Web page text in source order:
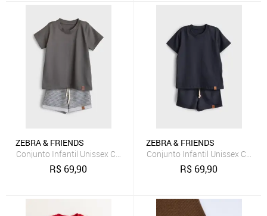
ZEBRA & FRIENDS
Conjunto Infantil Unissex Com Camiseta e Short Chumbo
R$ 69,90
ZEBRA & FRIENDS
Conjunto Infantil Unissex Com
R$ 69,90